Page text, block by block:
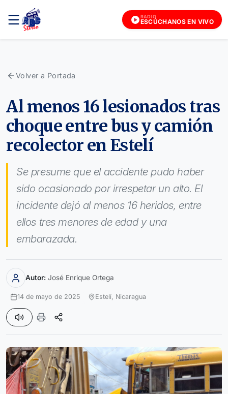
RADIO
ESCÚCHANOS EN VIVO
Volver a Portada
Al menos 16 lesionados tras
choque entre bus y camión
recolector en Estelí
Se presume que el accidente pudo haber
sido ocasionado por irrespetar un alto. El
incidente dejó al menos 16 heridos, entre
ellos tres menores de edad y una
embarazada.
Autor: José Enrique Ortega
14 de mayo de 2025 Estelí, Nicaragua